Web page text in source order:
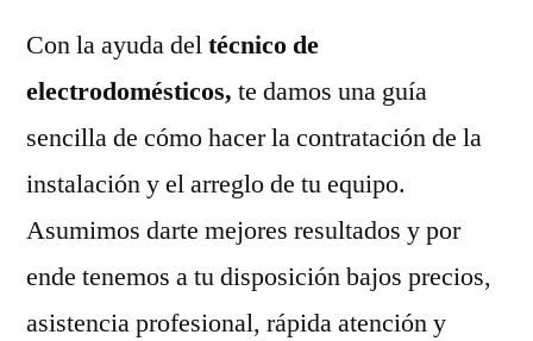
Con la ayuda deltécnico de
electrodomésticos, te damos una guía
sencilla de cómo hacer la contratación de la
instalación y el arreglo de tu equipo.
Asumimos darte mejores resultados y por
ende tenemos a tu disposición bajos precios,
asistencia profesional, rápida atención y